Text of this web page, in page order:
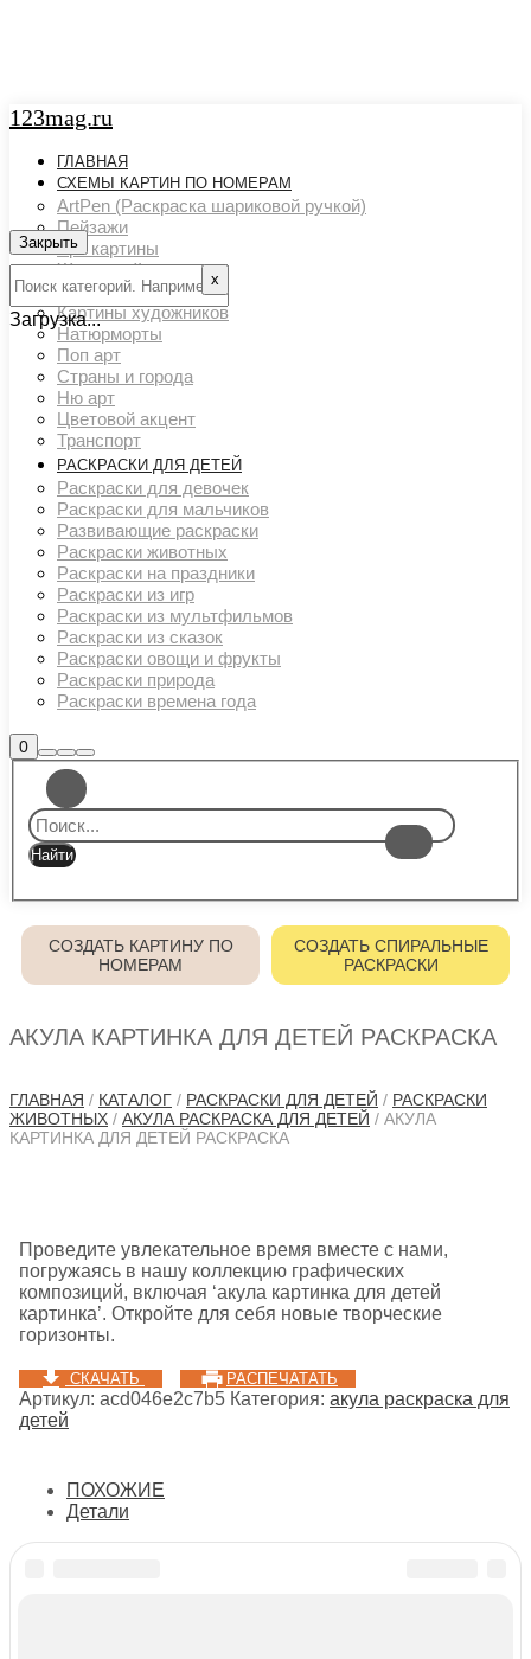
123mag.ru
ГЛАВНАЯ
СХЕМЫ КАРТИН ПО НОМЕРАМ
ArtPen (Раскраска шариковой ручкой)
Пейзажи
Арт картины
Животный мир
Люди
Картины художников
Натюрморты
Поп арт
Страны и города
Ню арт
Цветовой акцент
Транспорт
РАСКРАСКИ ДЛЯ ДЕТЕЙ
Раскраски для девочек
Раскраски для мальчиков
Развивающие раскраски
Раскраски животных
Раскраски на праздники
Раскраски из игр
Раскраски из мультфильмов
Раскраски из сказок
Раскраски овощи и фрукты
Раскраски природа
Раскраски времена года
0Боковая
панель
магазина
Найти
Больше
информации
Главное
меню
СОЗДАТЬ КАРТИНУ ПО
НОМЕРАМ
СОЗДАТЬ СПИРАЛЬНЫЕ
РАСКРАСКИ
АКУЛА КАРТИНКА ДЛЯ ДЕТЕЙ РАСКРАСКА
ГЛАВНАЯ / КАТАЛОГ / РАСКРАСКИ ДЛЯ ДЕТЕЙ / РАСКРАСКИ
ЖИВОТНЫХ / АКУЛА РАСКРАСКА ДЛЯ ДЕТЕЙ / АКУЛА
КАРТИНКА ДЛЯ ДЕТЕЙ РАСКРАСКА
Проведите увлекательное время вместе с нами,
погружаясь в нашу коллекцию графических
композиций, включая ‘акула картинка для детей
картинка’. Откройте для себя новые творческие
горизонты.
СКАЧАТЬ РАСПЕЧАТАТЬ
Артикул: acd046e2c7b5 Категория: акула раскраска для
детей
ПОХОЖИЕ
Детали
Закрыть
х
Загрузка...